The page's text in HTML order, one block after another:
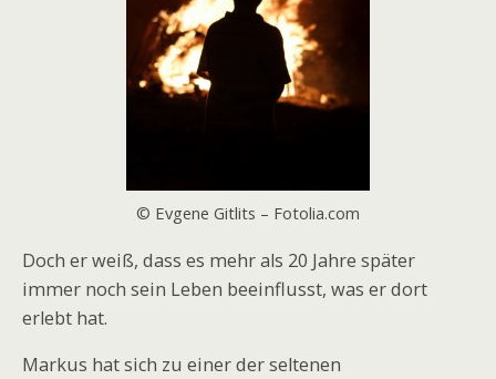
© Evgene Gitlits – Fotolia.com
Doch er weiß, dass es mehr als 20 Jahre später
immer noch sein Leben beeinflusst, was er dort
erlebt hat.
Markus hat sich zu einer der seltenen